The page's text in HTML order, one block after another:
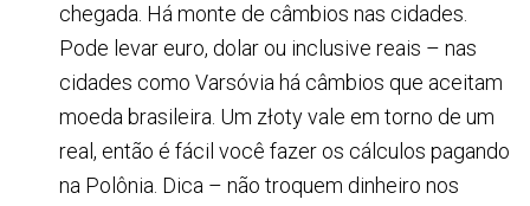
chegada. Há monte de câmbios nas cidades.
Pode levar euro, dolar ou inclusive reais – nas
cidades como Varsóvia há câmbios que aceitam
moeda brasileira. Um złoty vale em torno de um
real, então é fácil você fazer os cálculos pagando
na Polônia. Dica – não troquem dinheiro nos